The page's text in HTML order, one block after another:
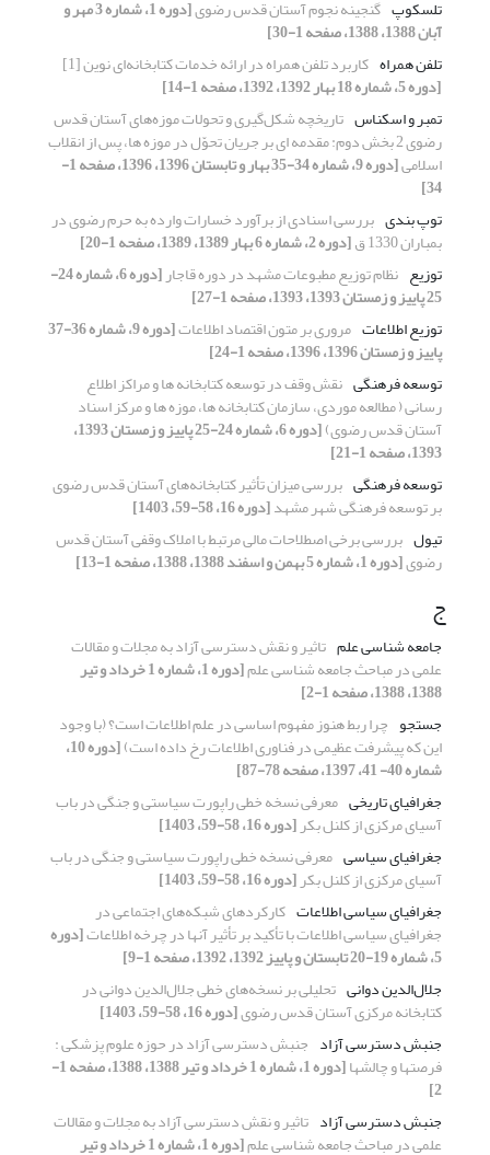
تلسکوپ گنجینه نجوم آستان قدس رضوی [دوره 1، شماره 3 مهر و
آبان 1388، 1388، صفحه 1-30]
تلفن همراه کاربرد تلفن همراه در ارائه خدمات کتابخانه‌ای نوین [1]
[دوره 5، شماره 18 بهار 1392، 1392، صفحه 1-14]
تمبر و اسکناس تاریخچه شکل‌گیری و تحولات موزه‌های آستان قدس
رضوی 2 بخش دوم: مقدمه ‏ای بر جریان تحوّل در موزه‏ ها، پس از انقلاب
اسلامی [دوره 9، شماره 34-35 بهار و تابستان 1396، 1396، صفحه 1-
34]
توپ بندی بررسی اسنادی از برآورد خسارات وارده به حرم رضوی در
بمباران 1330 ق
[دوره 2، شماره 6 بهار 1389، 1389، صفحه 1-20]
توزیع نظام توزیع مطبوعات مشهد در دوره قاجار [دوره 6، شماره 24-
25 پاییز و زمستان 1393، 1393، صفحه 1-27]
توزیع اطلاعات مروری بر متون اقتصاد اطلاعات [دوره 9، شماره 36-37
پاییز و زمستان 1396، 1396، صفحه 1-24]
توسعه فرهنگی نقش وقف در توسعه کتابخانه ها و مراکز اطلاع
رسانی ( مطالعه موردی، سازمان کتابخانه ها، موزه ها و مرکز اسناد
آستان قدس رضوی) [دوره 6، شماره 24-25 پاییز و زمستان 1393،
1393، صفحه 1-21]
توسعه فرهنگی بررسی میزان تأثیر کتابخانه‌های آستان قدس رضوی
بر توسعه فرهنگی شهر مشهد[دوره 16، 58-59، 1403]
تیول بررسی برخی اصطلاحات مالی مرتبط با املاک وقفی آستان قدس
رضوی[دوره 1، شماره 5 بهمن و اسفند 1388، 1388، صفحه 1-13]
ج
جامعه شناسی علم تاثیر و نقش دسترسی آزاد به مجلات و مقالات
علمی در مباحث جامعه شناسی علم [دوره 1، شماره 1 خرداد و تیر
1388، 1388، صفحه 1-2]
جستجو چرا ربط هنوز مفهوم اساسی در علم اطلاعات است؟ (با وجود
این که پیشرفت عظیمی در فناوری اطلاعات رخ داده است) [دوره 10،
شماره 40- 41، 1397، صفحه 78-87]
جغرافیای تاریخی معرفی نسخه خطی راپورت سیاستی و جنگی در باب
آسیای مرکزی از کلنل بکر[دوره 16، 58-59، 1403]
جغرافیای سیاسی معرفی نسخه خطی راپورت سیاستی و جنگی در باب
آسیای مرکزی از کلنل بکر[دوره 16، 58-59، 1403]
جغرافیای سیاسی اطلاعات کارکردهای شبکه‌های اجتماعی در
جغرافیای سیاسی اطلاعات با تأکید بر تأثیر آنها در چرخه اطلاعات[دوره
5، شماره 19-20 تابستان و پاییز 1392، 1392، صفحه 1-9]
جلال‌الدین دوانی تحلیلی بر نسخه‌های خطی جلال‌الدین دوانی در
کتابخانه مرکزی آستان قدس رضوی[دوره 16، 58-59، 1403]
جنبش دسترسی آزاد جنبش دسترسی آزاد در حوزه علوم پزشکی :
فرصتها و چالشها [دوره 1، شماره 1 خرداد و تیر 1388، 1388، صفحه 1-
2]
جنبش دسترسی آزاد تاثیر و نقش دسترسی آزاد به مجلات و مقالات
علمی در مباحث جامعه شناسی علم [دوره 1، شماره 1 خرداد و تیر